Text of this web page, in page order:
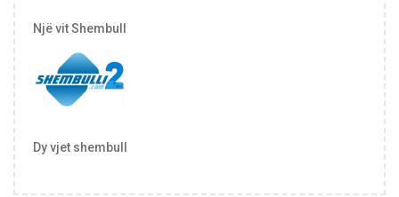
Një vit Shembull
Dy vjet shembull